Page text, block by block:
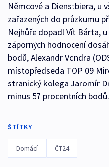
Němcové a Dienstbiera, u
zařazených do průzkumu
Nejhůře dopadl Vít Bárta,
záporných hodnocení
bodů, Alexandr Vondra
místopředseda TOP 09
stranický kolega Jaromír
minus 57 procentních bodů.
ŠTÍTKY
Domácí ČT24